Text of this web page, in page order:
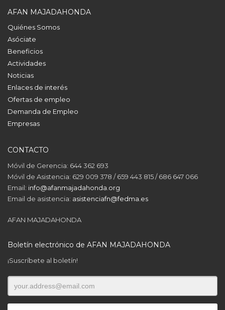
AFAN MAJADAHONDA
Quiénes Somos
Asóciate
Beneficios
Actividades
Noticias
Enlaces de interés
Ofertas de empleo
Demanda de Empleo
Empresas
CONTACTO
Móvil de Gerencia: 644 362 693
Móvil de Asistencia: 629 009 378 / 659 443 815 / 686 647 066
Email: info@afanmajadahonda.org
Email de asistencia: asistenciafn@fedma.es
AFAN MAJADAHONDA
Boletín electrónico de AFAN MAJADAHONDA
¡Suscríbete al boletín!